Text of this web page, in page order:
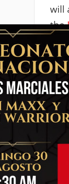
will
the
Mr.
the
Club